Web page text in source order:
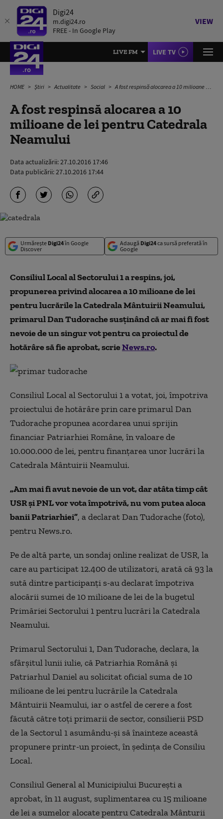
Digi24
m.digi24.ro
FREE - In Google Play
VIEW
LIVE FM LIVE TV
HOME Știri Actualitate Social A fost respinsă alocarea a 10 milioane de lei pentru Catedrala Neamului
A fost respinsă alocarea a 10
milioane de lei pentru Catedrala
Neamului
Data actualizării:27.10.2016 17:46
Data publicării:27.10.2016 17:44
Urmărește Digi24în Google
Discover
Adaugă Digi24ca sursă preferată în
Google
Consiliul Local al Sectorului 1 a respins, joi,
propunerea privind alocarea a 10 milioane de lei
pentru lucrările la Catedrala Mântuirii Neamului,
primarul Dan Tudorache susţinând că ar mai fi fost
nevoie de un singur vot pentru ca proiectul de
hotărâre să fie aprobat, scrieNews.ro.
Consiliul Local al Sectorului 1 a votat, joi, împotriva
proiectului de hotărâre prin care primarul Dan
Tudorache propunea acordarea unui sprijin
financiar Patriarhiei Române, în valoare de
10.000.000 de lei, pentru finanţarea unor lucrări la
Catedrala Mântuirii Neamului.
„Am mai fi avut nevoie de un vot, dar atâta timp cât
USR şi PNL vor vota împotrivă, nu vom putea aloca
banii Patriarhiei”, a declarat Dan Tudorache (foto),
pentru News.ro.
Pe de altă parte, un sondaj online realizat de USR, la
care au participat 12.400 de utilizatori, arată că 93 la
sută dintre participanţi s-au declarat împotriva
alocării sumei de 10 milioane de lei de la bugetul
Primăriei Sectorului 1 pentru lucrări la Catedrala
Neamului.
Primarul Sectorului 1, Dan Tudorache, declara, la
sfârşitul lunii iulie, că Patriarhia Română şi
Patriarhul Daniel au solicitat oficial suma de 10
milioane de lei pentru lucrările la Catedrala
Mântuirii Neamului, iar o astfel de cerere a fost
făcută către toţi primarii de sector, consilierii PSD
de la Sectorul 1 asumându-şi să înainteze această
propunere printr-un proiect, în şedinţa de Consiliu
Local.
Consiliul General al Municipiului Bucureşti a
aprobat, în 11 august, suplimentarea cu 15 milioane
de lei a sumelor alocate pentru Catedrala Mânturii